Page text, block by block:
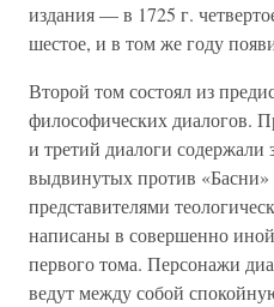
издания — в 1725 г.
шестое, и в том же году
Второй том состоял из
философических диалогов.
и третий диалоги
выдвинутых против
представителями
написаны в совершенно
первого тома. Персонажи
ведут между собой